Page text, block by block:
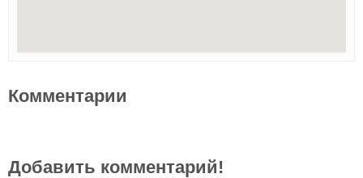
Комментарии
Добавить комментарий!